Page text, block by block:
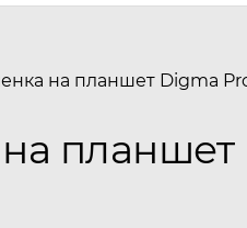
на планшет Digma
планшет